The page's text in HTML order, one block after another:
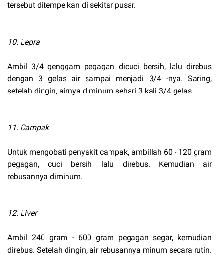
tersebut ditempelkan di sekitar pusar.
10. Lepra
Ambil 3/4 genggam pegagan dicuci bersih, lalu direbus
dengan 3 gelas air sampai menjadi 3/4 -nya. Saring,
setelah dingin, airnya diminum sehari 3 kali 3/4 gelas.
11. Campak
Untuk mengobati penyakit campak, ambillah 60 - 120 gram
pegagan, cuci bersih lalu direbus. Kemudian air
rebusannya diminum.
12. Liver
Ambil 240 gram - 600 gram pegagan segar, kemudian
direbus. Setelah dingin, air rebusannya minum secara rutin.